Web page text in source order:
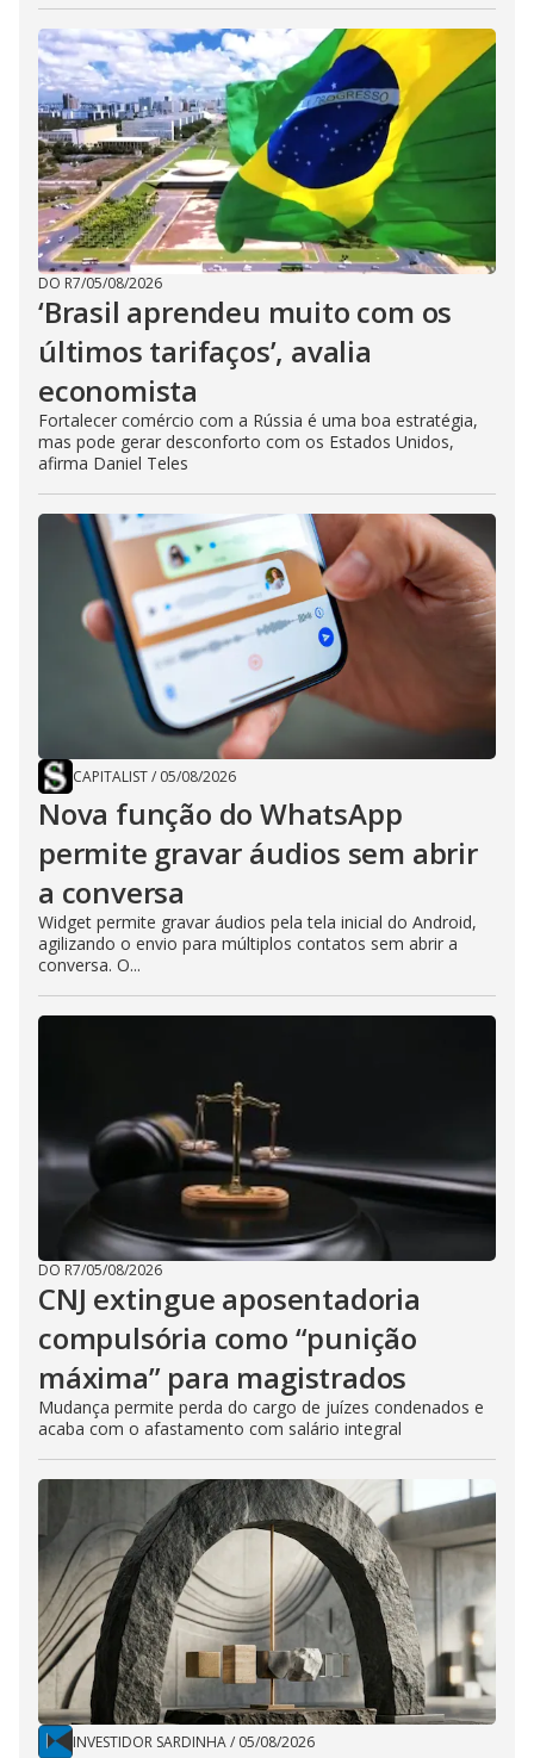
DO R7/05/08/2026
‘Brasil aprendeu muito com os
últimos tarifaços’, avalia
economista
Fortalecer comércio com a Rússia é uma boa estratégia,
mas pode gerar desconforto com os Estados Unidos,
afirma Daniel Teles
CAPITALIST/ 05/08/2026
Nova função do WhatsApp
permite gravar áudios sem abrir
a conversa
Widget permite gravar áudios pela tela inicial do Android,
agilizando o envio para múltiplos contatos sem abrir a
conversa. O...
DO R7/05/08/2026
CNJ extingue aposentadoria
compulsória como “punição
máxima” para magistrados
Mudança permite perda do cargo de juízes condenados e
acaba com o afastamento com salário integral
INVESTIDOR SARDINHA/ 05/08/2026